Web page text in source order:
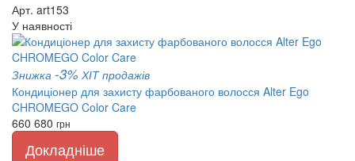
Арт. art153
У наявності
Знижка -3% ХІТ продажів
Кондиціонер для захисту фарбованого волосся Alter Ego
CHROMEGO Color Care
660 680 грн
Докладніше